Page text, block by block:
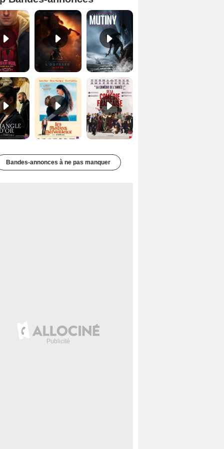
Spider-Man: Brand New Day Bande-annonce VO STFR L'Odyssée Bande-annonce VO STFR
Les Matins merveilleux Bande-annonce VF De la Comédie-Française Teaser VF
Bandes-annonces à ne pas manquer